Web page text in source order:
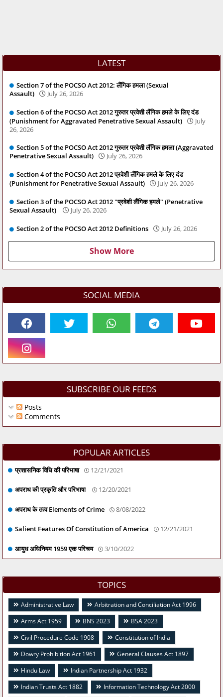
LATEST
Section 7 of the POCSO Act 2012: लैंगिक हमला (Sexual
Assault)
July 26, 2026
Section 6 of the POCSO Act 2012 गुरुतर प्रवेशी लैंगिक हमले के लिए दंड
(Punishment for Aggravated Penetrative Sexual Assault)
July
26, 2026
Section 5 of the POCSO Act 2012 गुरुतर प्रवेशी लैंगिक हमला (Aggravated
Penetrative Sexual Assault)
July 26, 2026
Section 4 of the POCSO Act 2012 प्रवेशी लैंगिक हमले के लिए दंड
(Punishment for Penetrative Sexual Assault)
July 26, 2026
Section 3 of the POCSO Act 2012 "प्रवेशी लैंगिक हमले" (Penetrative
Sexual Assault)
July 26, 2026
Section 2 of the POCSO Act 2012 Definitions July 26, 2026
Show More
SOCIAL MEDIA
SUBSCRIBE OUR FEEDS
Posts
Comments
POPULAR ARTICLES
प्रशासनिक विधि की परिभाषा 12/21/2021
अपराध की प्रकृति और परिभाषा 12/20/2021
अपराध के तत्व Elements of Crime 8/08/2022
Salient Features Of Constitution of America 12/21/2021
आयुध अधिनियम 1959 एक परिचय 3/10/2022
TOPICS
Administrative Law
Arbitration and Conciliation Act 1996
Arms Act 1959
BNS 2023
BSA 2023
Civil Procedure Code 1908
Constitution of India
Dowry Prohibition Act 1961
General Clauses Act 1897
Hindu Law
Indian Partnership Act 1932
Indian Trusts Act 1882
Information Technology Act 2000